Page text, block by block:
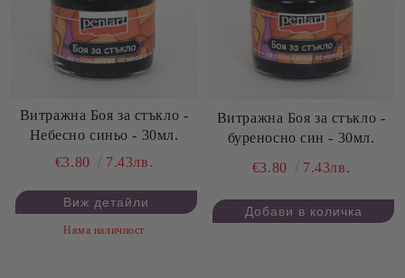
Витражна Боя за стъкло -
Небесно синьо - 30мл.
€3.80
7.43лв.
Виж детайли
Няма наличност
Витражна Боя за стъкло -
буреносно син - 30мл.
€3.80
7.43лв.